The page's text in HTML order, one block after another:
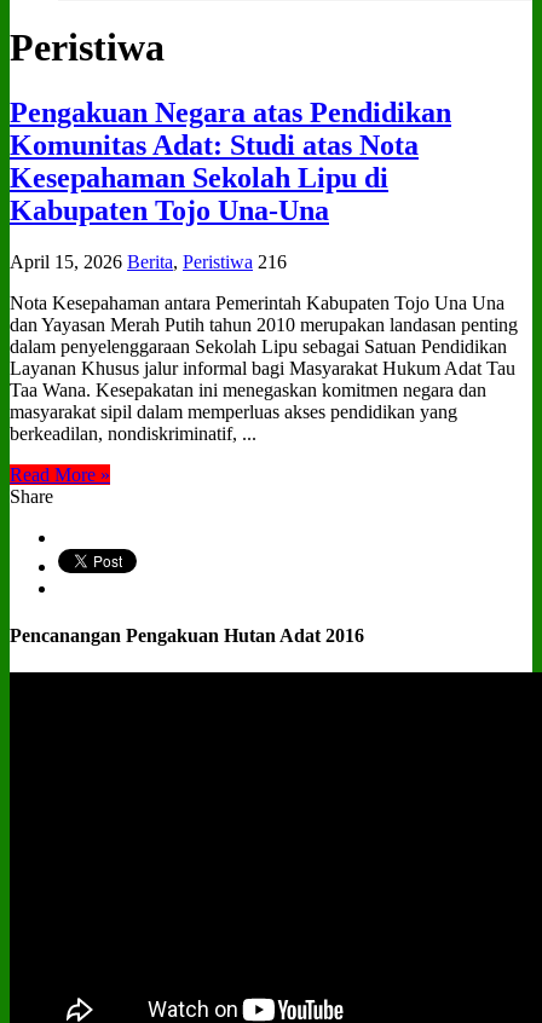
Peristiwa
Pengakuan Negara atas Pendidikan
Komunitas Adat: Studi atas Nota
Kesepahaman Sekolah Lipu di
Kabupaten Tojo Una‑Una
April 15, 2026 Berita, Peristiwa 216
Nota Kesepahaman antara Pemerintah Kabupaten Tojo Una Una
dan Yayasan Merah Putih tahun 2010 merupakan landasan penting
dalam penyelenggaraan Sekolah Lipu sebagai Satuan Pendidikan
Layanan Khusus jalur informal bagi Masyarakat Hukum Adat Tau
Taa Wana. Kesepakatan ini menegaskan komitmen negara dan
masyarakat sipil dalam memperluas akses pendidikan yang
berkeadilan, nondiskriminatif, ...
Read More »
Share
Pencanangan Pengakuan Hutan Adat 2016